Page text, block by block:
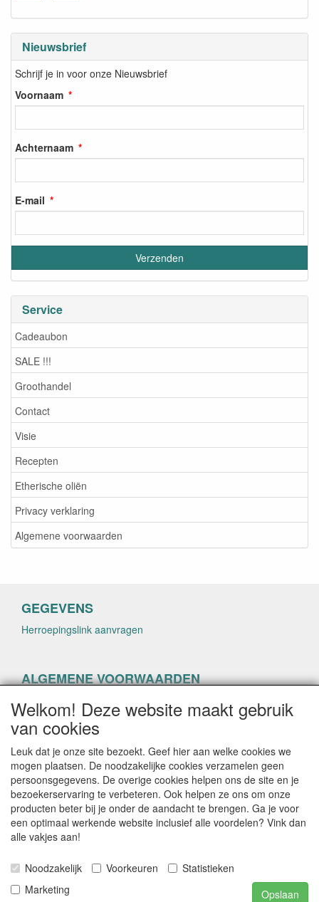
Nieuwsbrief
Schrijf je in voor onze Nieuwsbrief
Voornaam
Achternaam
E-mail
Service
Cadeaubon
SALE !!!
Groothandel
Contact
Visie
Recepten
Etherische oliën
Privacy verklaring
Algemene voorwaarden
GEGEVENS
Herroepingslink aanvragen
ALGEMENE VOORWAARDEN
Herroepingslink aanvragen
CONTACTGEGEVENS
helenacosmetica.nl
E-mail: info@helenacosmetica.nl
Telefoon:
Welkom! Deze website maakt gebruik
van cookies
Leuk dat je onze site bezoekt. Geef hier aan welke cookies we
mogen plaatsen. De noodzakelijke cookies verzamelen geen
persoonsgegevens. De overige cookies helpen ons de site en je
bezoekerservaring te verbeteren. Ook helpen ze ons om onze
producten beter bij je onder de aandacht te brengen. Ga je voor
een optimaal werkende website inclusief alle voordelen? Vink dan
alle vakjes aan!
Noodzakelijk Voorkeuren
Statistieken
Marketing
Opslaan